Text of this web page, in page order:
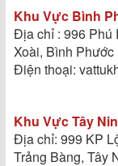
Khu Vực Bình
Địa chỉ : 996 Phú
Xoài, Bình Phước
Điện thoại:
Khu Vực Tây
Địa chỉ: 999 KP
Trảng Bàng, Tây